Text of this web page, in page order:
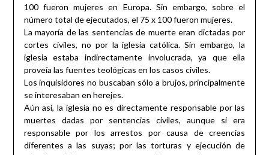
100 fueron mujeres en Europa. Sin embargo, sobre el
número total de ejecutados, el 75 x 100 fueron mujeres.
La mayoría de las sentencias de muerte eran dictadas por
cortes civiles, no por la iglesia católica. Sin embargo, la
iglesia estaba indirectamente involucrada, ya que ella
proveía las fuentes teológicas en los casos civiles.
Los inquisidores no buscaban sólo a brujos, principalmente
se interesaban en herejes.
Aún así, la iglesia no es directamente responsable por las
muertes dadas por sentencias civiles, aunque si era
responsable por los arrestos por causa de creencias
diferentes a las suyas; por las torturas y ejecución de